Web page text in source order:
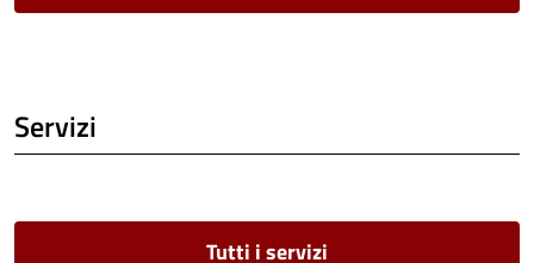
Servizi
Tutti i servizi